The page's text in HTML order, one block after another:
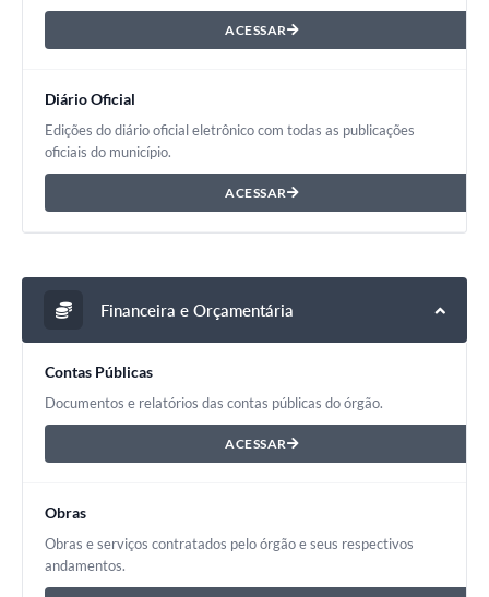
ACESSAR
Diário Oficial
Edições do diário oficial eletrônico com todas as publicações
oficiais do município.
ACESSAR
Financeira e Orçamentária
Contas Públicas
Documentos e relatórios das contas públicas do órgão.
ACESSAR
Obras
Obras e serviços contratados pelo órgão e seus respectivos
andamentos.